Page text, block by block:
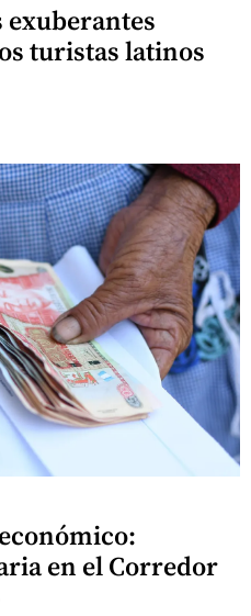
exuberantes
turistas latinos
en el Corredor